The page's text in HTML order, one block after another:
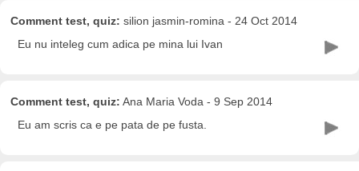
Comment test, quiz: silion jasmin-romina - 24 Oct 2014
Eu nu inteleg cum adica pe mina lui Ivan
Comment test, quiz: Ana Maria Voda - 9 Sep 2014
Eu am scris ca e pe pata de pe fusta.